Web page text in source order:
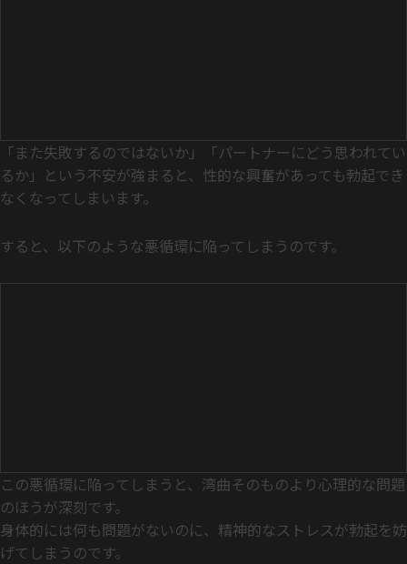
「また失敗するのではないか」「パートナーにどう思われてい
るか」という不安が強まると、性的な興奮があっても勃起でき
なくなってしまいます。
すると、以下のような悪循環に陥ってしまうのです。
この悪循環に陥ってしまうと、湾曲そのものより心理的な問題
のほうが深刻です。
身体的には何も問題がないのに、精神的なストレスが勃起を妨
げてしまうのです。